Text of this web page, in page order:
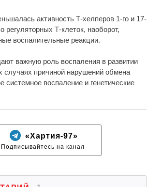
активность Т-хелперов 1-го и 17-
регуляторных Т-клеток, наоборот,
воспалительные реакции.
важную роль воспаления в развитии
случаях причиной нарушений обмена
воспаление и генетические
«Хартия-97»
Подписывайтесь на канал